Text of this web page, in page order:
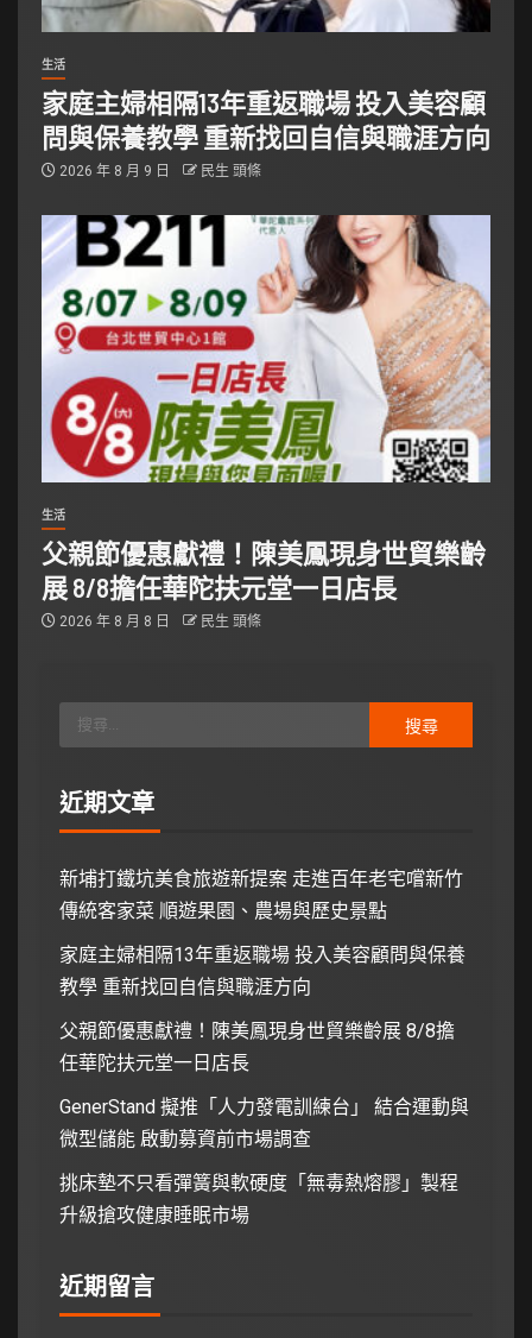
生活
家庭主婦相隔13年重返職場 投入美容顧
問與保養教學 重新找回自信與職涯方向
2026 年 8 月 9 日 民生 頭條
生活
父親節優惠獻禮！陳美鳳現身世貿樂齡
展 8/8擔任華陀扶元堂一日店長
2026 年 8 月 8 日 民生 頭條
近期文章
新埔打鐵坑美食旅遊新提案 走進百年老宅嚐新竹
傳統客家菜 順遊果園、農場與歷史景點
家庭主婦相隔13年重返職場 投入美容顧問與保養
教學 重新找回自信與職涯方向
父親節優惠獻禮！陳美鳳現身世貿樂齡展 8/8擔
任華陀扶元堂一日店長
GenerStand 擬推「人力發電訓練台」 結合運動與
微型儲能 啟動募資前市場調查
挑床墊不只看彈簧與軟硬度「無毒熱熔膠」製程
升級搶攻健康睡眠市場
近期留言